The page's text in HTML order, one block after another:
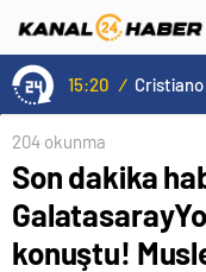
15:20 /
Muslera için
204 okunma
Son dakika
konuştu!